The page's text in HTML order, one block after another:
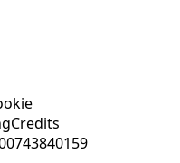
Credits